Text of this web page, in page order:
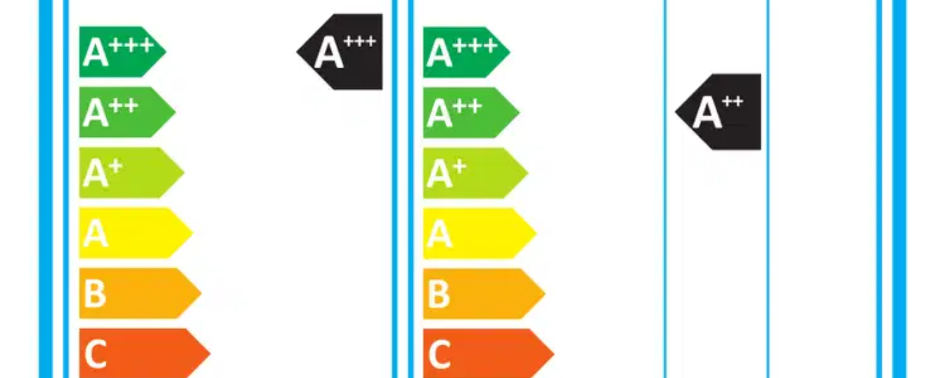
Asiakasomistaja-alennus -5 %
Avaa kuva suurempana
Avaa kuva suurempana
Avaa kuva suurempana
Avaa kuva suurempana
Avaa kuva suurempana
Avaa kuva suurempana
Avaa kuva suurempana
Karusellin nuolipainikkeet
Seuraava
Karusellin pikakuvakkeet